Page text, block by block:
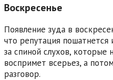
Воскресенье
Появление зуда в
что репутация пошатнется
за спиной слухов, которые
воспримет всерьез, а
разговор.